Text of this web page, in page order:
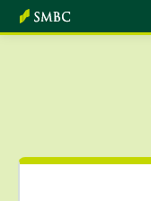
本文へ